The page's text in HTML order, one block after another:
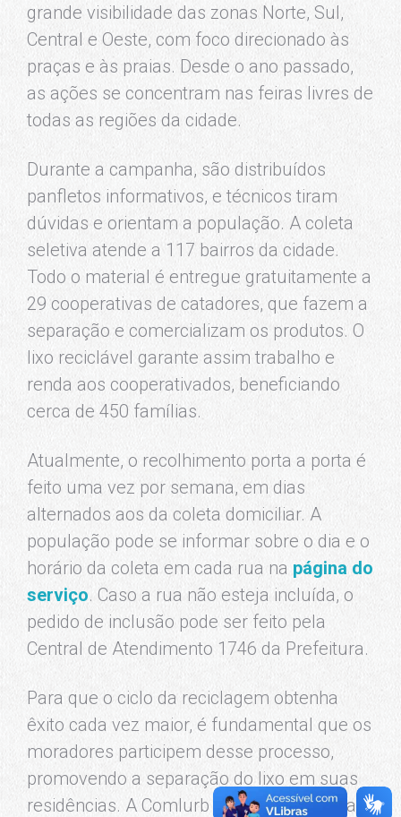
grande visibilidade das zonas Norte, Sul,
Central e Oeste, com foco direcionado às
praças e às praias. Desde o ano passado,
as ações se concentram nas feiras livres de
todas as regiões da cidade.
Durante a campanha, são distribuídos
panfletos informativos, e técnicos tiram
dúvidas e orientam a população. A coleta
seletiva atende a 117 bairros da cidade.
Todo o material é entregue gratuitamente a
29 cooperativas de catadores, que fazem a
separação e comercializam os produtos. O
lixo reciclável garante assim trabalho e
renda aos cooperativados, beneficiando
cerca de 450 famílias.
Atualmente, o recolhimento porta a porta é
feito uma vez por semana, em dias
alternados aos da coleta domiciliar. A
população pode se informar sobre o dia e o
horário da coleta em cada rua na página do
serviço. Caso a rua não esteja incluída, o
pedido de inclusão pode ser feito pela
Central de Atendimento 1746 da Prefeitura.
Para que o ciclo da reciclagem obtenha
êxito cada vez maior, é fundamental que os
moradores participem desse processo,
promovendo a separação do lixo em suas
residências. A Comlurb garante a limpeza